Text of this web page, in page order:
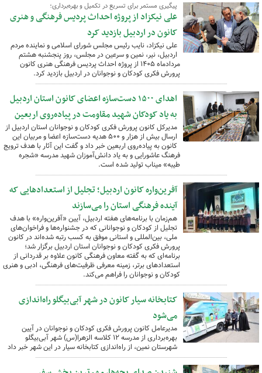
پیگیری مستمر برای تسریع در تکمیل و بهره‌برداری؛
علی نیکزاد از پروژه احداث پردیس فرهنگی و هنری
کانون در اردبیل بازدید کرد
علی نیکزاد، نایب رئیس مجلس شورای اسلامی و نماینده مردم
اردبیل، نیر، نمین و سرعین در مجلس، روز پنجشنبه هشتم
مردادماه ۱۴۰۵ از پروژه احداث پردیس فرهنگی هنری کانون
پرورش فکری کودکان و نوجوانان در اردبیل بازدید کرد.
اهدای ۱۵۰۰ دست‌سازه اعضای کانون استان اردبیل
به یاد کودکان شهید مقاومت در پیاده‌روی اربعین
مدیرکل کانون پرورش فکری کودکان و نوجوانان استان اردبیل از
ارسال بیش از هزار و ۵۰۰ هدیه دست‌سازه اعضا و مربیان این
کانون به پیاده‌روی اربعین خبر داد و گفت این آثار با هدف ترویج
فرهنگ عاشورایی و به یاد دانش‌آموزان شهید مدرسه «شجره
طیبه» میناب تولید شده است.
آفرین‌واره کانون اردبیل؛ تجلیل از استعدادهایی که
آینده فرهنگی استان را می‌سازند
هم‌زمان با برنامه‌های هفته اردبیل، آیین «آفرین‌واره» با هدف
تجلیل از کودکان و نوجوانانی که در جشنواره‌ها و فراخوان‌های
ملی، بین‌المللی و استانی موفق به کسب رتبه شده‌اند در کانون
پرورش فکری کودکان و نوجوانان استان اردبیل برگزار شد؛
برنامه‌ای که به گفته معاون فرهنگی کانون علاوه بر قدردانی از
استعدادهای برتر، زمینه معرفی ظرفیت‌های فرهنگی، ادبی و هنری
کودکان و نوجوانان را فراهم می‌کند.
کتابخانه سیار کانون در شهر آبی‌بیگلو راه‌اندازی
می‌شود
مدیرعامل کانون پرورش فکری کودکان و نوجوانان در آیین
بهره‌برداری از مدرسه ۱۲ کلاسه الزهرا(س) شهر آبی‌بیگلو
شهرستان نمین، از راه‌اندازی کتابخانه سیار در این شهر خبر داد